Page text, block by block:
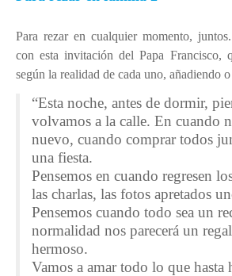
Servicios
Instalaciones
Uniforme
Himno
DEP. ORIENTACIÓN
Orientación Educativa
Enseñanza - Aprendizaje
Para rezar en cualquier momento,
con esta invitación del Papa Francisco,
según la realidad de cada uno, añadiendo
“Esta noche, antes de dormir,
volvamos a la calle. En cuando
nuevo, cuando comprar todos
una fiesta.
Pensemos en cuando regresen
las charlas, las fotos apretados
Pensemos cuando todo sea un
normalidad nos parecerá un
hermoso.
Vamos a amar todo lo que hasta